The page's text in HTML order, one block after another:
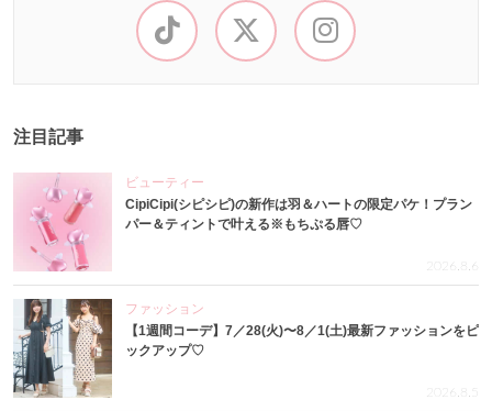
注目記事
ビューティー
CipiCipi(シピシピ)の新作は羽＆ハートの限定パケ！プラン
パー＆ティントで叶える※もちぷる唇♡
2026.8.6
ファッション
【1週間コーデ】7／28(火)〜8／1(土)最新ファッションをピ
ックアップ♡
2026.8.5